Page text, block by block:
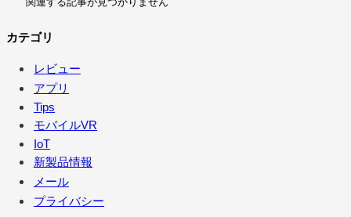
カテゴリ
レビュー
アプリ
Tips
モバイルVR
IoT
新製品情報
メール
プライバシー